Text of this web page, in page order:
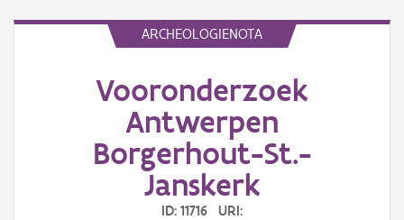
ARCHEOLOGIENOTA
Vooronderzoek
Antwerpen
Borgerhout-St.-
Janskerk
ID: 11716 URI: